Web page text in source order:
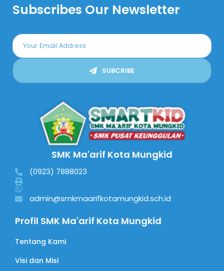
Subscribes Our Newsletter
SUBCRIBE
SMK Ma'arif Kota Mungkid
(0923) 7888023
admin@smkmaarifkotamungkid.sch.id
Profil SMK Ma'arif Kota Mungkid
Tentang Kami
Visi dan Misi